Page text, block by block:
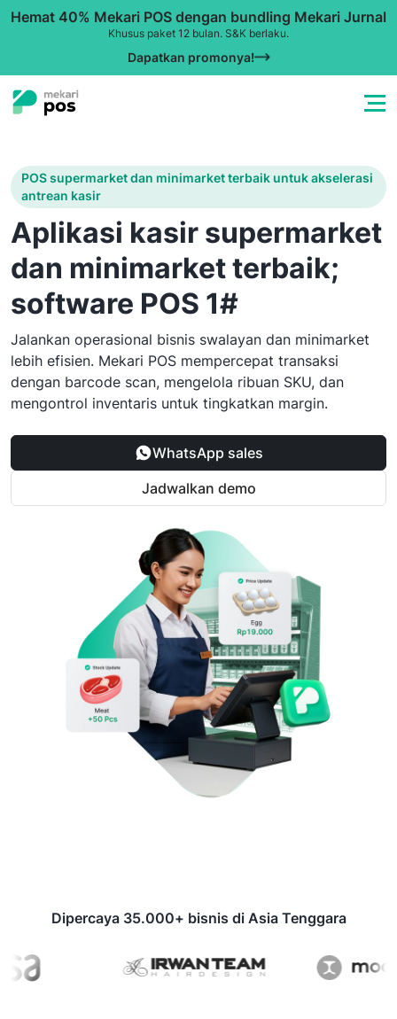
Hemat 40% Mekari POS dengan bundling Mekari Jurnal
Khusus paket 12 bulan. S&K berlaku.
Dapatkan promonya!
POS supermarket dan minimarket terbaik untuk akselerasi
antrean kasir
Aplikasi kasir supermarket
dan minimarket terbaik;
software POS 1#
Jalankan operasional bisnis swalayan dan minimarket
lebih efisien. Mekari POS mempercepat transaksi
dengan barcode scan, mengelola ribuan SKU, dan
mengontrol inventaris untuk tingkatkan margin.
WhatsApp sales
Jadwalkan demo
Dipercaya 35.000+ bisnis di Asia Tenggara